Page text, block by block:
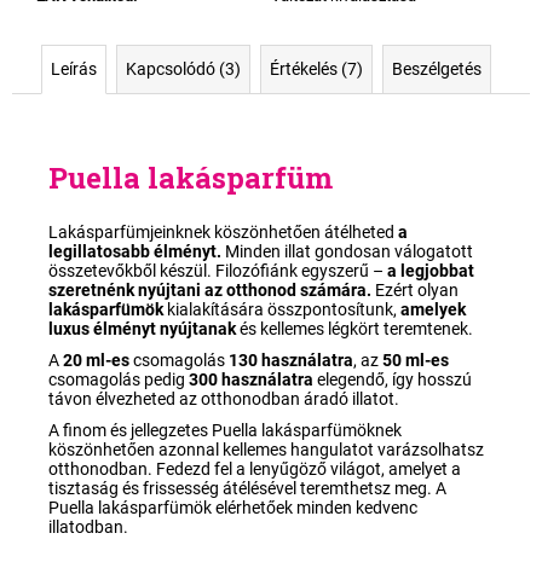
Leírás Kapcsolódó (3) Értékelés (7) Beszélgetés
Puella lakásparfüm
Lakásparfümjeinknek köszönhetően átélheted a
legillatosabb élményt. Minden illat gondosan válogatott
összetevőkből készül. Filozófiánk egyszerű – a legjobbat
szeretnénk nyújtani az otthonod számára. Ezért olyan
lakásparfümök kialakítására összpontosítunk, amelyek
luxus élményt nyújtanakés kellemes légkört teremtenek.
A20 ml-escsomagolás 130 használatra, az50ml-es
csomagolás pedig 300 használatra elegendő, így hosszú
távon élvezheted az otthonodban áradó illatot.
A finom és jellegzetes Puella lakásparfümöknek
köszönhetően azonnal kellemes hangulatot varázsolhatsz
otthonodban. Fedezd fel a lenyűgöző világot, amelyet a
tisztaság és frissesség átélésével teremthetsz meg. A
Puella lakásparfümök elérhetőek minden kedvenc
illatodban.